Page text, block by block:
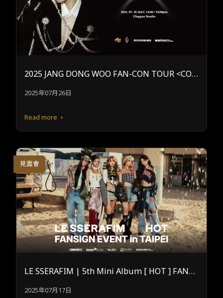
2025 JANG DONG WOO FAN-CON TOUR <CON
NECTION>IN TAIPEI
2025年07月26日
Read more
LE SSERAFIM | 5th Mini Album [ HOT ] FANSI
GN EVENT in TAIPEI
2025年07月17日
見面會